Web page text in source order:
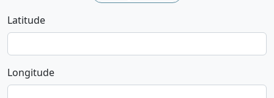
Latitude
Longitude